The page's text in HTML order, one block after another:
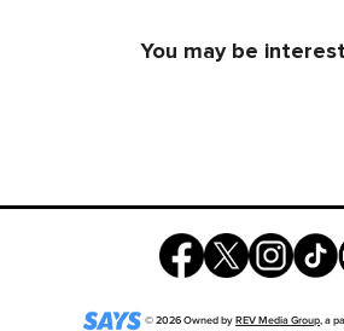
You may be
©2026Owned byREV Media Group, a